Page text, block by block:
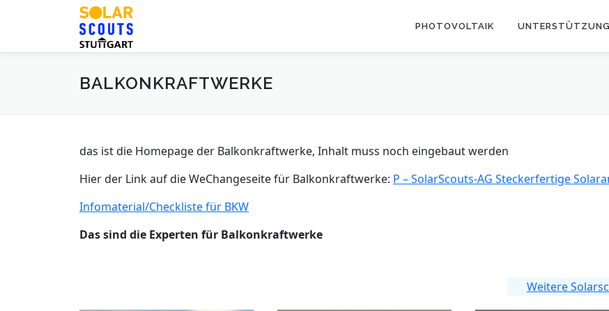
PHOTOVOLTAIK UNTERSTÜTZUNG
BALKONKRAFTWERKE
das ist die Homepage der Balkonkraftwerke, Inhalt muss noch eingebaut werden
Hier der Link auf die WeChangeseite für Balkonkraftwerke: P – SolarScouts-AG Steckerfertige
Infomaterial/Checkliste für BKW
Das sind die Experten für Balkonkraftwerke
Weitere